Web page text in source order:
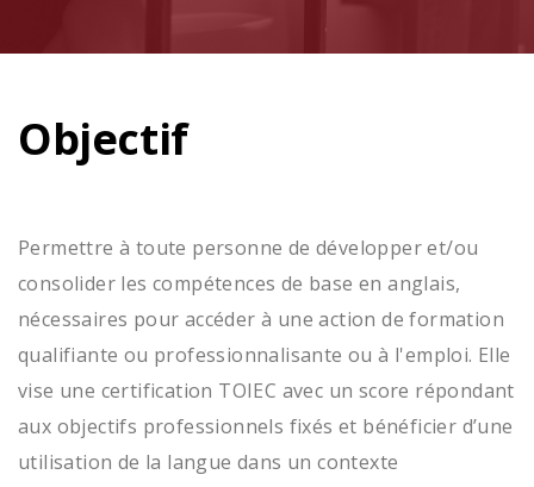
Objectif
Permettre à toute personne de développer et/ou
consolider les compétences de base en anglais,
nécessaires pour accéder à une action de formation
qualifiante ou professionnalisante ou à l'emploi. Elle
vise une certification TOIEC avec un score répondant
aux objectifs professionnels fixés et bénéficier d’une
utilisation de la langue dans un contexte